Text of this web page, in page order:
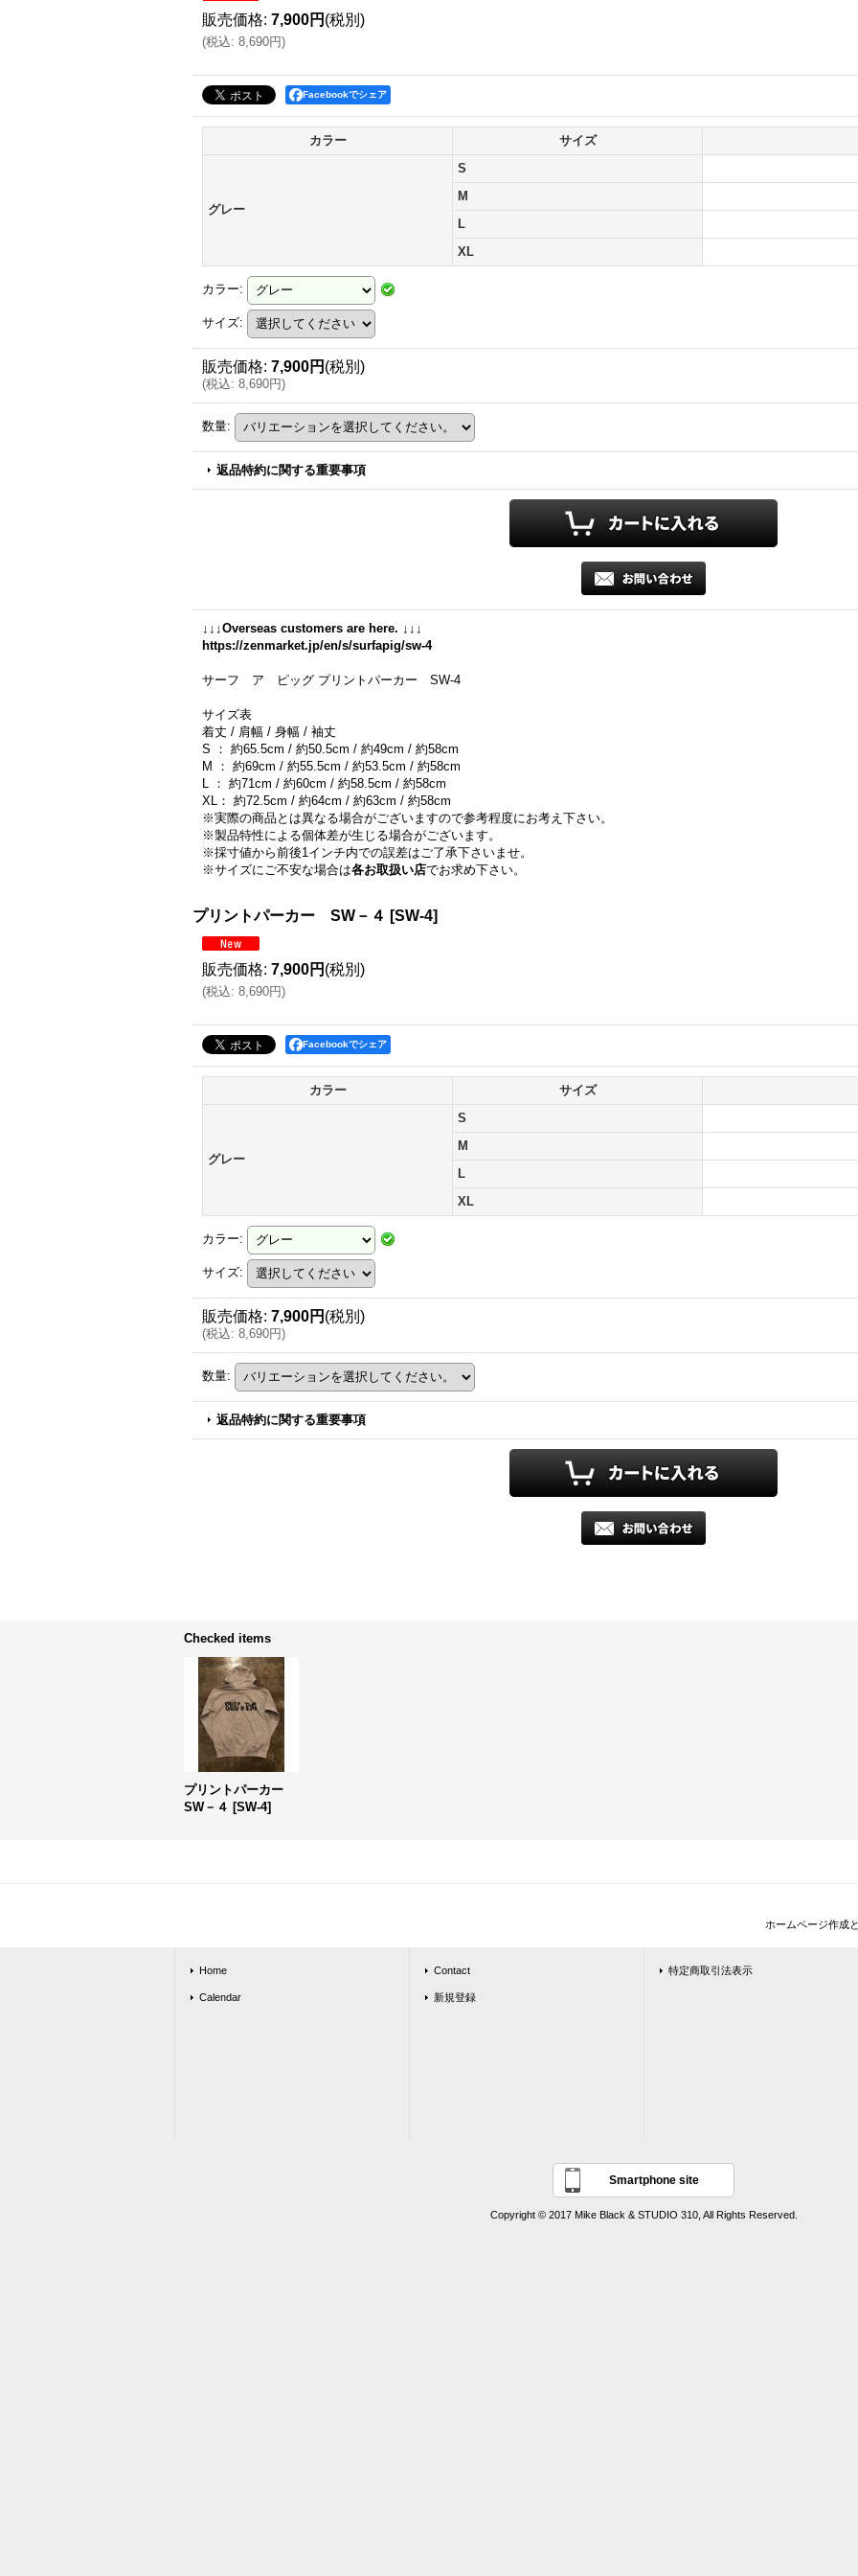
販売価格: 7,900円 (税別)
(税込: 8,690円)
Facebookでシェア
カラー サイズ
グレー
S
M
L
XL
カラー:
サイズ:
販売価格: 7,900円 (税別)
(税込: 8,690円)
数量:
返品特約に関する重要事項
↓↓↓Overseas customers are here. ↓↓↓
https://zenmarket.jp/en/s/surfapig/sw-4
サーフ ア ピッグ プリントパーカー SW-4
サイズ表
着丈 / 肩幅 / 身幅 / 袖丈
S ： 約65.5cm / 約50.5cm / 約49cm / 約58cm
M ： 約69cm / 約55.5cm / 約53.5cm / 約58cm
L ： 約71cm / 約60cm / 約58.5cm / 約58cm
XL： 約72.5cm / 約64cm / 約63cm / 約58cm
※実際の商品とは異なる場合がございますので参考程度にお考え下さい。
※製品特性による個体差が生じる場合がございます。
※採寸値から前後1インチ内での誤差はご了承下さいませ。
※サイズにご不安な場合は各お取扱い店でお求め下さい。
プリントパーカー SW－４ [SW-4]
販売価格: 7,900円 (税別)
(税込: 8,690円)
Facebookでシェア
カラー サイズ
グレー
S
M
L
XL
カラー:
サイズ:
販売価格: 7,900円 (税別)
(税込: 8,690円)
数量:
返品特約に関する重要事項
Checked items
プリントパーカー
SW－４ [SW-4]
ホームページ作成
Home
Calendar
Contact
新規登録
特定商取引法表示
Smartphone site
Copyright © 2017 Mike Black & STUDIO 310, All Rights Reserved.